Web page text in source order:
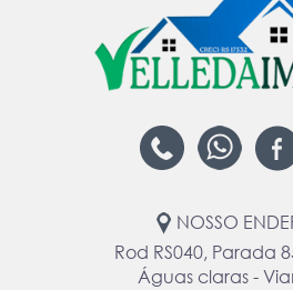
NOSSO
Rod RS040, Parada
Águas claras -